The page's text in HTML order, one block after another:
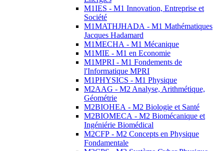
M1IES - M1 Innovation, Entreprise et
Société
M1MATHJHADA - M1 Mathématiques
Jacques Hadamard
M1MECHA - M1 Mécanique
M1MIE - M1 en Economie
M1MPRI - M1 Fondements de
l'Informatique MPRI
M1PHYSICS - M1 Physique
M2AAG - M2 Analyse, Arithmétique,
Géométrie
M2BIOHEA - M2 Biologie et Santé
M2BIOMECA - M2 Biomécanique et
Ingéniérie Biomédical
M2CFP - M2 Concepts en Physique
Fondamentale